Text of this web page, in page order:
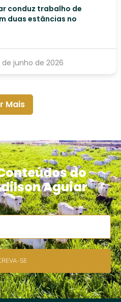
conduz trabalho de
duas estâncias no
de junho de 2026
Mais
do
Aguiar
SE